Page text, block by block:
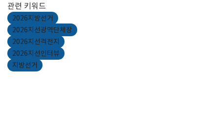
관련 키워드
2026지방선거
2026지선광역단체장
2026지선격전지
2026지선인터뷰
지방선거